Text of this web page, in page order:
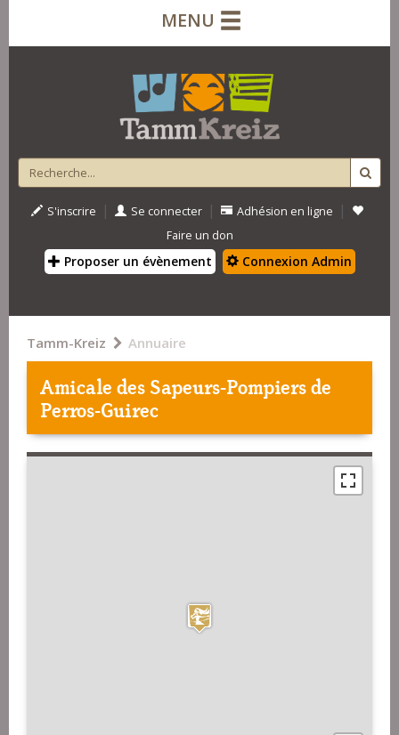
MENU
S'inscrire | Se connecter | Adhésion en ligne |
Faire un don
Proposer un évènement Connexion Admin
Tamm-Kreiz Annuaire
Amicale des Sapeurs-Pompiers de
Perros-Guirec